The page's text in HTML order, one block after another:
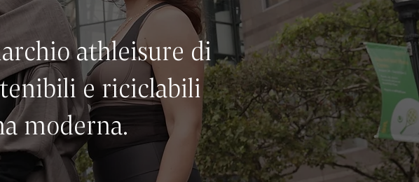
athleisure di
e riciclabili
moderna.